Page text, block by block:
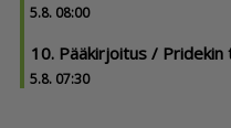
5.8. 08:00
10. Pääkirjoitus /
5.8. 07:30